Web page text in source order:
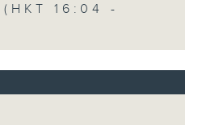
(HKT 16:04 -